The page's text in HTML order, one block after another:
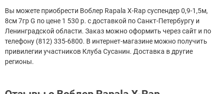
Вы можете приобрести Воблер Rapala X-Rap суспендер 0,9-1,5м,
8см 7гр G по цене 1 530 р. с доставкой по Санкт-Петербургу и
Ленинградской области. Заказ можно оформить через сайт и по
телефону (812) 335-6800. В интернет-магазине можно получить
привилегии участников Клуба Сусанин. Доставка в другие
регионы.